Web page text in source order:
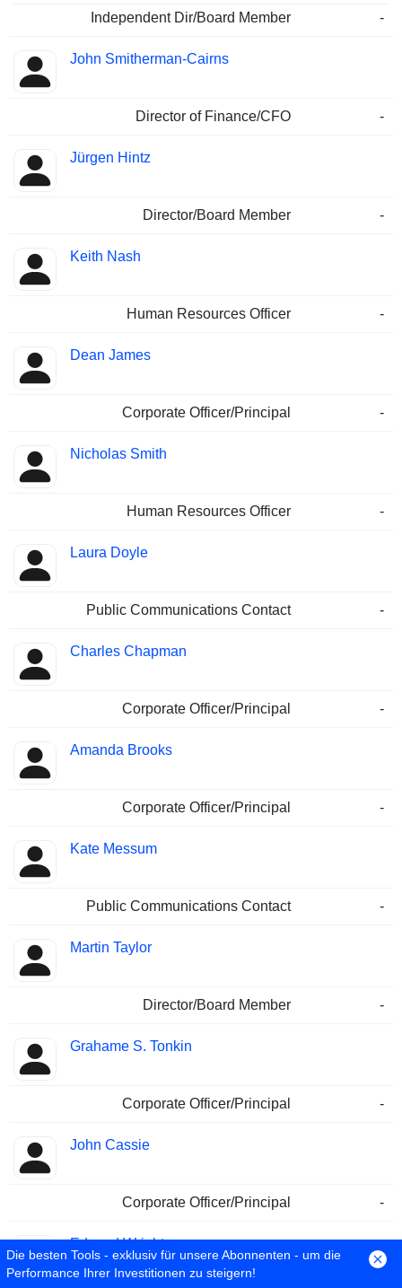
Independent Dir/Board Member
-
John Smitherman-Cairns
Director of Finance/CFO -
Jürgen Hintz
Director/Board Member -
Keith Nash
Human Resources Officer -
Dean James
Corporate Officer/Principal -
Nicholas Smith
Human Resources Officer -
Laura Doyle
Public Communications Contact -
Charles Chapman
Corporate Officer/Principal -
Amanda Brooks
Corporate Officer/Principal -
Kate Messum
Public Communications Contact -
Martin Taylor
Director/Board Member -
Grahame S. Tonkin
Corporate Officer/Principal -
John Cassie
Corporate Officer/Principal -
Edward Wright
Die besten Tools - exklusiv für unsere Abonnenten - um die
Performance Ihrer Investitionen zu steigern!